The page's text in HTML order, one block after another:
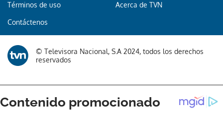
Términos de uso Acerca de TVN
Contáctenos
© Televisora Nacional, S.A 2024, todos los derechos
reservados